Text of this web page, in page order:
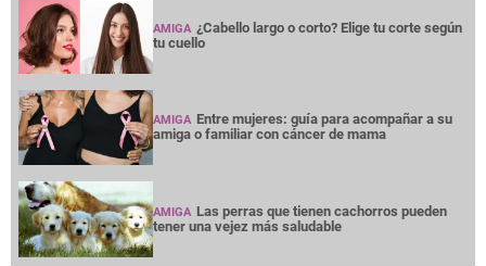
AMIGA ¿Cabello largo o corto? Elige tu corte según
tu cuello
AMIGA Entre mujeres: guía para acompañar a su
amiga o familiar con cáncer de mama
AMIGA Las perras que tienen cachorros pueden
tener una vejez más saludable